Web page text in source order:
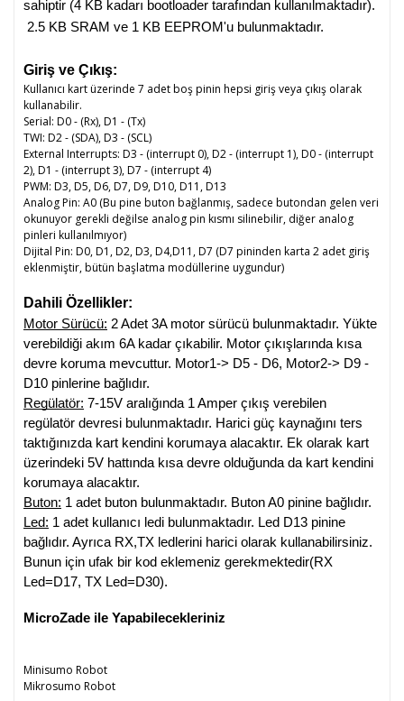
sahiptir (4 KB kadarı bootloader tarafından kullanılmaktadır).
2.5 KB SRAM ve 1 KB EEPROM'u bulunmaktadır.
Giriş ve Çıkış:
Kullanıcı kart üzerinde 7 adet boş pinin hepsi giriş veya çıkış olarak
kullanabilir.
Serial: D0 - (Rx), D1 - (Tx)
TWI: D2 - (SDA), D3 - (SCL)
External Interrupts: D3 - (interrupt 0), D2 - (interrupt 1), D0 - (interrupt
2), D1 - (interrupt 3), D7 - (interrupt 4)
PWM: D3, D5, D6, D7, D9, D10, D11, D13
Analog Pin: A0 (Bu pine buton bağlanmış, sadece butondan gelen veri
okunuyor gerekli değilse analog pin kısmı silinebilir, diğer analog
pinleri kullanılmıyor)
Dijital Pin: D0, D1, D2, D3, D4,D11, D7 (D7 pininden karta 2 adet giriş
eklenmiştir, bütün başlatma modüllerine uygundur)
Dahili Özellikler:
Motor Sürücü: 2 Adet 3A motor sürücü bulunmaktadır. Yükte
verebildiği akım 6A kadar çıkabilir. Motor çıkışlarında kısa
devre koruma mevcuttur. Motor1-> D5 - D6, Motor2-> D9 -
D10 pinlerine bağlıdır.
Regülatör: 7-15V aralığında 1 Amper çıkış verebilen
regülatör devresi bulunmaktadır. Harici güç kaynağını ters
taktığınızda kart kendini korumaya alacaktır. Ek olarak kart
üzerindeki 5V hattında kısa devre olduğunda da kart kendini
korumaya alacaktır.
Buton: 1 adet buton bulunmaktadır. Buton A0 pinine bağlıdır.
Led: 1 adet kullanıcı ledi bulunmaktadır. Led D13 pinine
bağlıdır. Ayrıca RX,TX ledlerini harici olarak kullanabilirsiniz.
Bunun için ufak bir kod eklemeniz gerekmektedir(RX
Led=D17, TX Led=D30).
MicroZade ile Yapabilecekleriniz
Minisumo Robot
Mikrosumo Robot